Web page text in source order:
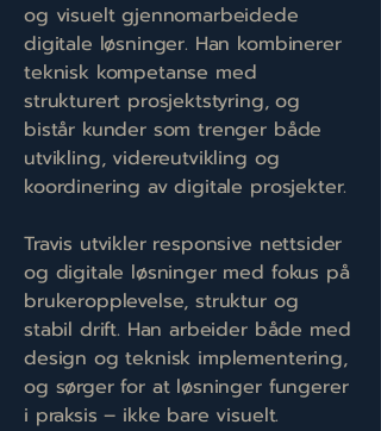
og visuelt gjennomarbeidede
digitale løsninger. Han kombinerer
teknisk kompetanse med
strukturert prosjektstyring, og
bistår kunder som trenger både
utvikling, videreutvikling og
koordinering av digitale prosjekter.
Travis utvikler responsive nettsider
og digitale løsninger med fokus på
brukeropplevelse, struktur og
stabil drift. Han arbeider både med
design og teknisk implementering,
og sørger for at løsninger fungerer
i praksis – ikke bare visuelt.